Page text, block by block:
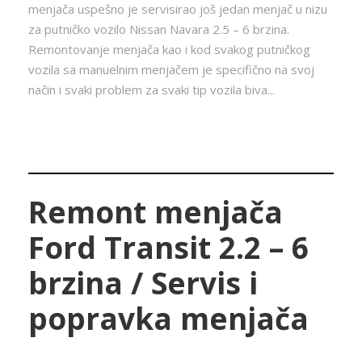
menjača uspešno je servisirao još jedan menjač u nizu
za putničko vozilo Nissan Navara 2.5 – 6 brzina.
Remontovanje menjača kao i kod svakog putničkog
vozila sa manuelnim menjačem je specifično na svoj
način i svaki problem za svaki tip vozila biva...
Remont menjača
Ford Transit 2.2 – 6
brzina / Servis i
popravka menjača